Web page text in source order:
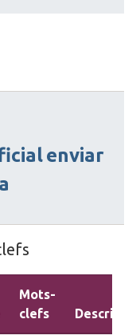
enviar
Mots-
clefs